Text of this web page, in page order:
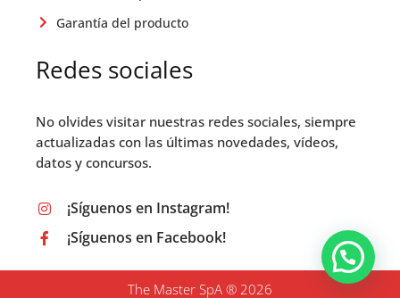
Garantía del producto
Redes sociales
No olvides visitar nuestras redes sociales, siempre
actualizadas con las últimas novedades, vídeos,
datos y concursos.
¡Síguenos en Instagram!
¡Síguenos en Facebook!
The Master SpA ® 2026